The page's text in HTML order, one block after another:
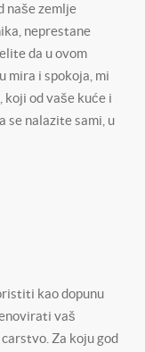
naše zemlje
neprestane
da u ovom
mira i spokoja, mi
koji od vaše kuće i
se nalazite sami, u
kao dopunu
vaš
Za koju god